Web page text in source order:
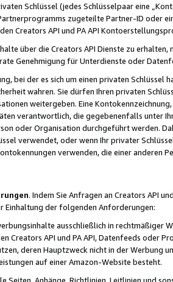
Schlüssel (jedes Schlüsselpaar eine
zugeteilte Partner-ID oder
Creators API und PA API
über die Creators API Dienste zu
Genehmigung für Unterdienste oder
bei der es sich um einen privaten
wahren. Sie dürfen Ihren privaten
weitergeben. Eine
verantwortlich, die gegebenenfalls unter
oder Organisation durchgeführt werden.
verwendet, oder wenn Ihr privater
verwenden, die einer anderen
. Indem Sie Anfragen an Creators API
Einhaltung der folgenden Anforderungen:
ausschließlich in rechtmäßiger
Creators API und PA API, Datenfeeds oder
deren Hauptzweck nicht in der Werbung
auf einer Amazon-Website besteht.
Seiten, Anhänge, Richtlinien, Leitlinien und